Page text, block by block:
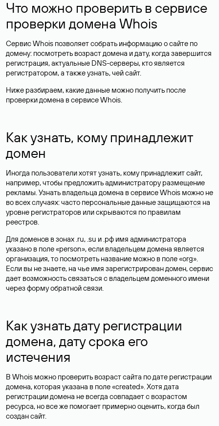
Что можно проверить в сервисе
проверки домена Whois
Сервис Whois позволяет собрать информацию о сайте по
домену: посмотреть возраст домена и дату, когда завершится
регистрация, актуальные DNS-серверы, кто является
регистратором, а также узнать, чей сайт.
Ниже разбираем, какие данные можно получить после
проверки домена в сервисе Whois.
Как узнать, кому принадлежит
домен
Иногда пользователи хотят узнать, кому принадлежит сайт,
например, чтобы предложить администратору размещение
рекламы. Узнать владельца домена в сервисе Whois можно не
во всех случаях: часто персональные данныезащищаются на
уровне регистраторов или скрываются по правилам
реестров.
Для доменов в зонах .ru, .su и .рф имя администратора
указано в поле «person», если владельцем домена является
организация, то посмотреть название можно в поле «org».
Если вы не знаете, на чье имя зарегистрирован домен, сервис
дает возможность связаться с владельцем доменного имени
через форму обратной связи.
Как узнать дату регистрации
домена, дату срока его
истечения
В Whois можно проверить возраст сайта по дате регистрации
домена, которая указана в поле «created». Хотя дата
регистрации домена не всегда совпадает с возрастом
ресурса, но все же помогает примерно оценить, когда был
создан сайт.